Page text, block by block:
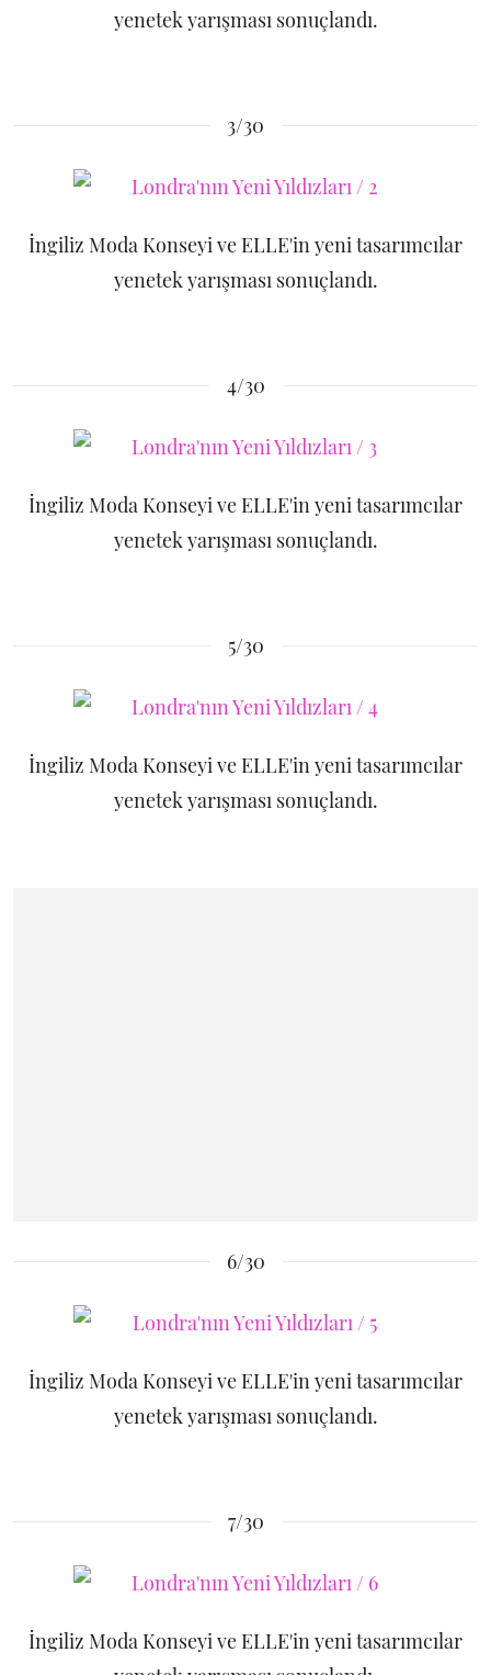
yenetek yarışması sonuçlandı.
3/30
İngiliz Moda Konseyi ve ELLE'in yeni tasarımcılar
yenetek yarışması sonuçlandı.
4/30
İngiliz Moda Konseyi ve ELLE'in yeni tasarımcılar
yenetek yarışması sonuçlandı.
5/30
İngiliz Moda Konseyi ve ELLE'in yeni tasarımcılar
yenetek yarışması sonuçlandı.
6/30
İngiliz Moda Konseyi ve ELLE'in yeni tasarımcılar
yenetek yarışması sonuçlandı.
7/30
İngiliz Moda Konseyi ve ELLE'in yeni tasarımcılar